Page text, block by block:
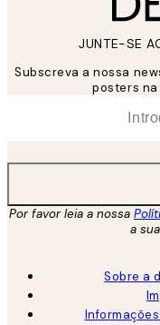
JUNTE-SE
Subscreva a nossa
posters na
Por favor leia a nossa
a
Sobre a